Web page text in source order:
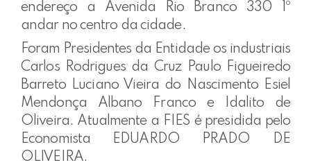
endereço a Avenida Rio Branco 330 1º
andar no centro da cidade.
Foram Presidentes da Entidade os industriais
Carlos Rodrigues da Cruz Paulo Figueiredo
Barreto Luciano Vieira do Nascimento Esiel
Mendonça Albano Franco e Idalito de
Oliveira. Atualmente a FIES é presidida pelo
Economista EDUARDO PRADO DE
OLIVEIRA.